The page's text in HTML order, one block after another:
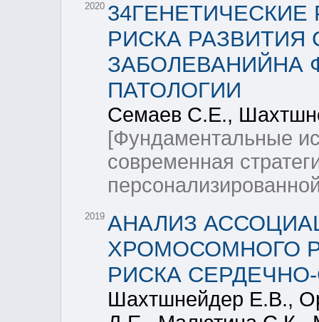
2020
РИСКА РАЗВИТИЯ
ЗАБОЛЕВАНИЙНА
ПАТОЛОГИИ
Семаев С.Е.,
[Фундаментальные
современная
2019 АНАЛИЗ
ХРОМОСОМНОГО
РИСКА
Шахтшнейдер Е.В.,